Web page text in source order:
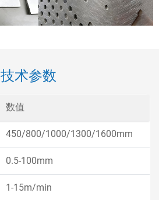
技术参数
数值
450/800/1000/1300/1600mm
0.5-100mm
1-15m/min